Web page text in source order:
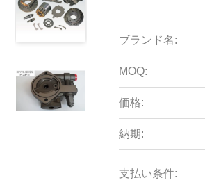
ブランド名:
MOQ:
価格:
納期:
支払い条件: